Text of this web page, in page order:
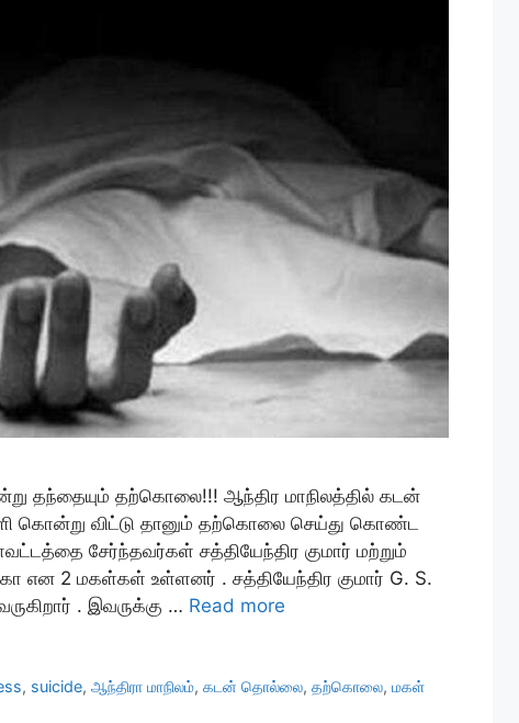
தந்தையும் தற்கொலை!!! ஆந்திர மாநிலத்தில் கடன்
கொன்று விட்டு தானும் தற்கொலை செய்து கொண்ட
சேர்ந்தவர்கள் சத்தியேந்திர குமார் மற்றும்
என 2 மகள்கள் உள்ளனர் . சத்தியேந்திர குமார் G. S.
. இவருக்கு … Read more
, suicide,ஆந்திரா மாநிலம்,கடன் தொல்லை,தற்கொலை,மகள்